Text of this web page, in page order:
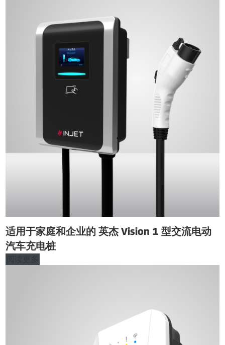
适用于家庭和企业的 英杰 Vision 1 型交流电动
汽车充电桩
阅读更多